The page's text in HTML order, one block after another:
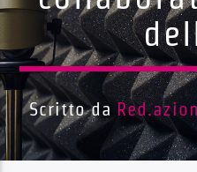
Traccia corrente
Titolo
Artista
Scritto da